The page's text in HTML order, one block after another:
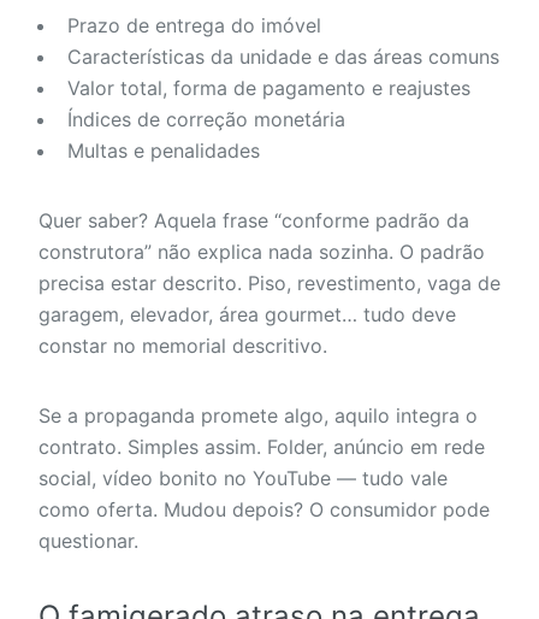
Prazo de entrega do imóvel
Características da unidade e das áreas comuns
Valor total, forma de pagamento e reajustes
Índices de correção monetária
Multas e penalidades
Quer saber? Aquela frase “conforme padrão da
construtora” não explica nada sozinha. O padrão
precisa estar descrito. Piso, revestimento, vaga de
garagem, elevador, área gourmet… tudo deve
constar no memorial descritivo.
Se a propaganda promete algo, aquilo integra o
contrato. Simples assim. Folder, anúncio em rede
social, vídeo bonito no YouTube — tudo vale
como oferta. Mudou depois? O consumidor pode
questionar.